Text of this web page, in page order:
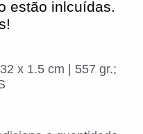
estão inlcuídas.
x 1.5 cm | 557 gr.;